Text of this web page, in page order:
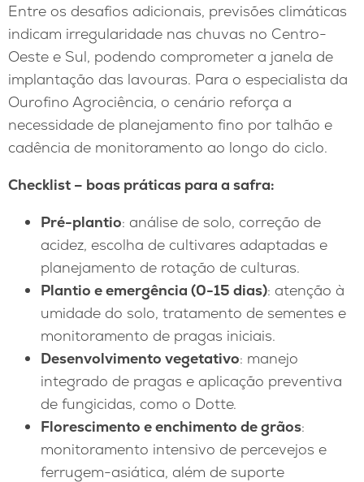
Entre os desafios adicionais, previsões climáticas
indicam irregularidade nas chuvas no Centro-
Oeste e Sul, podendo comprometer a janela de
implantação das lavouras. Para o especialista da
Ourofino Agrociência, o cenário reforça a
necessidade de planejamento fino por talhão e
cadência de monitoramento ao longo do ciclo.
Checklist – boas práticas para a safra:
Pré-plantio: análise de solo, correção de
acidez, escolha de cultivares adaptadas e
planejamento de rotação de culturas.
Plantio e emergência (0-15 dias): atenção à
umidade do solo, tratamento de sementes e
monitoramento de pragas iniciais.
Desenvolvimento vegetativo: manejo
integrado de pragas e aplicação preventiva
de fungicidas, como o Dotte.
Florescimento e enchimento de grãos:
monitoramento intensivo de percevejos e
ferrugem-asiática, além de suporte